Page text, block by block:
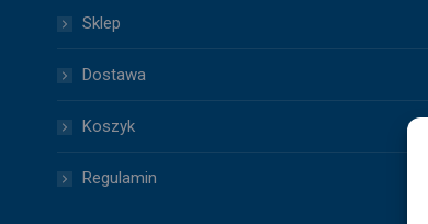
Sklep
Dostawa
Koszyk
Regulamin